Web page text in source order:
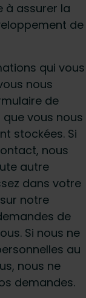
à assurer la
de
qui vous
nous
de
vous nous
stockées. Si
nous
autre
dans votre
notre
de
Si nous ne
au
nous ne
demandes.